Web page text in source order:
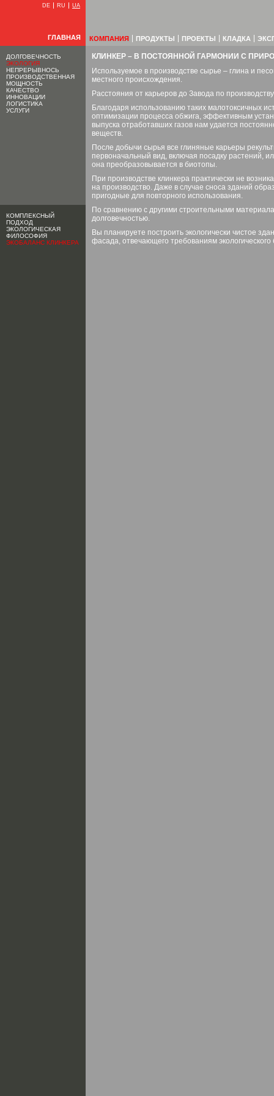
DE RU UA
ГЛАВНАЯ КОМПАНИЯ ПРОДУКТЫ ПРОЕКТЫ КЛАДКА
ДОЛГОВЕЧНОСТЬ
ЭКОЛОГИЯ
НЕПРЕРЫВНОСЬ
ПРОИЗВОДСТВЕННАЯ
МОЩНОСТЬ
КАЧЕСТВО
ИННОВАЦИИ
ЛОГИСТИКА
УСЛУГИ
КОМПЛЕКСНЫЙ
ПОДХОД
ЭКОЛОГИЧЕСКАЯ
ФИЛОСОФИЯ
ЭКОБАЛАНС КЛИНКЕРА
КЛИНКЕР – В ПОСТОЯННОЙ ГАРМОНИИ С
Используемое в производстве сырье – глина и
местного происхождения.
Расстояния от карьеров до Завода по
Благодаря использованию таких малотоксичных
оптимизации процесса обжига, эффективным
выпуска отработавших газов нам удается
веществ.
После добычи сырья все глиняные карьеры
первоначальный вид, включая посадку растений,
она преобразовывается в биотопы.
При производстве клинкера практически не
на производство. Даже в случае сноса зданий
пригодные для повторного использования.
По сравнению с другими строительными
долговечностью.
Вы планируете построить экологически чистое
фасада, отвечающего требованиям экологического